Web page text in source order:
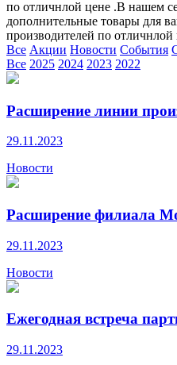
по отличнлой цене .В нашем
дополнительные товары для
производителей по отличнлой
Все Акции Новости События
Все 2025 2024 2023 2022
Расширение линии
29.11.2023
Новости
Расширение филиала
29.11.2023
Новости
Ежегодная встреча
29.11.2023